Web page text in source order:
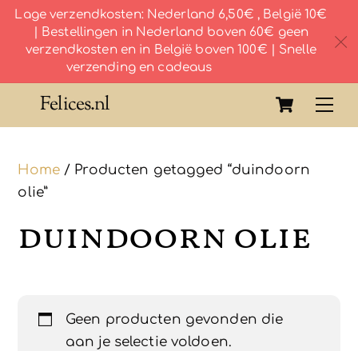
Lage verzendkosten: Nederland 6,50€ , België 10€
| Bestellingen in Nederland boven 60€ geen
verzendkosten en in België boven 100€ | Snelle
verzending en cadeaus
c
Cart
Felices.nl
Home/ Producten getagged “duindoorn
olie”
duindoorn olie
Geen producten gevonden die
aan je selectie voldoen.